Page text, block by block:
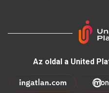
Az oldal a United